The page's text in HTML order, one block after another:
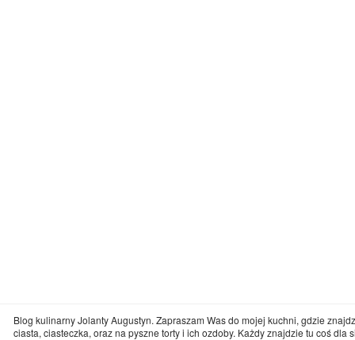
Blog kulinarny Jolanty Augustyn. Zapraszam Was do mojej kuchni, gdzie
ciasta, ciasteczka, oraz na pyszne torty i ich ozdoby. Każdy znajdzie tu coś dla